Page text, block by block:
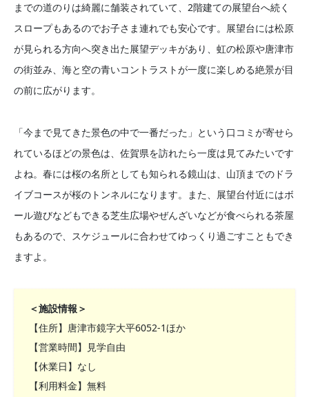
までの道のりは綺麗に舗装されていて、2階建ての展望台へ続く
スロープもあるのでお子さま連れでも安心です。展望台には松原
が見られる方向へ突き出た展望デッキがあり、虹の松原や唐津市
の街並み、海と空の青いコントラストが一度に楽しめる絶景が目
の前に広がります。
「今まで見てきた景色の中で一番だった」という口コミが寄せら
れているほどの景色は、佐賀県を訪れたら一度は見てみたいです
よね。春には桜の名所としても知られる鏡山は、山頂までのドラ
イブコースが桜のトンネルになります。また、展望台付近にはボ
ール遊びなどもできる芝生広場やぜんざいなどが食べられる茶屋
もあるので、スケジュールに合わせてゆっくり過ごすこともでき
ますよ。
＜施設情報＞
【住所】唐津市鏡字大平6052-1ほか
【営業時間】見学自由
【休業日】なし
【利用料金】無料